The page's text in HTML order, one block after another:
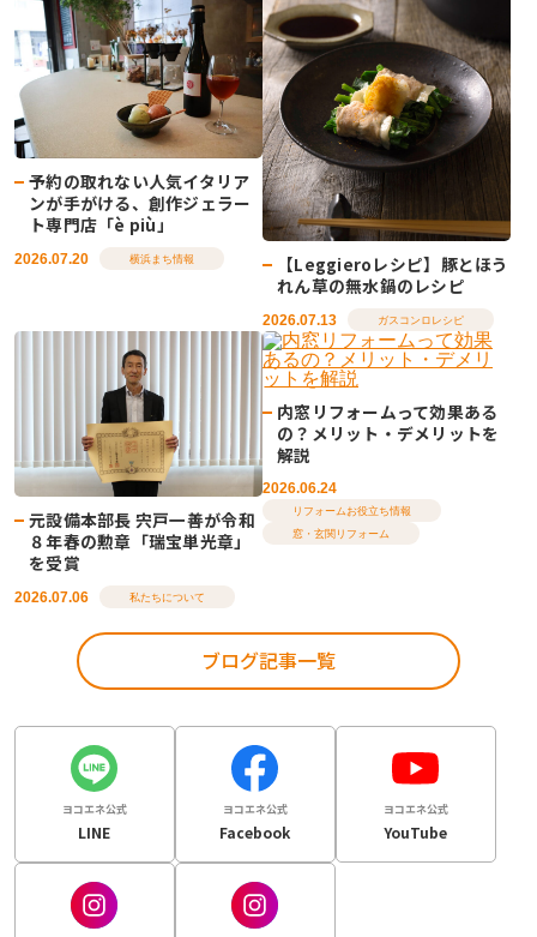
予約の取れない人気イタリア
ンが手がける、創作ジェラー
ト専門店「è più」
2026.07.20 横浜まち情報
【Leggieroレシピ】豚とほう
れん草の無水鍋のレシピ
2026.07.13 ガスコンロレシピ
元設備本部長 宍戸一善が令和
８年春の勲章「瑞宝単光章」
を受賞
2026.07.06 私たちについて
内窓リフォームって効果ある
の？メリット・デメリットを
解説
2026.06.24
リフォームお役立ち情報
窓・玄関リフォーム
ブログ記事一覧
ヨコエネ公式
LINE
ヨコエネ公式
Facebook
ヨコエネ公式
YouTube